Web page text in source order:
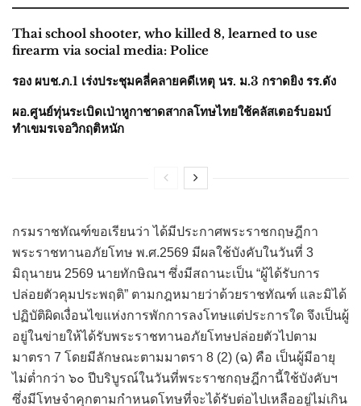
Thai school shooter, who killed 8, learned to use
firearm via social media: Police
รอง ผบช.ภ.1 เร่งประชุมคลี่คลายคดีเหตุ นร. ม.3 กราดยิง รร.ดัง
ผอ.ศูนย์ทุ่นระเบิดเป่าหูกาชาดสากลโทษไทยใช้คลัสเตอร์บอมบ์
ทำเขมรเจอวิกฤติหนัก
กรมราชทัณฑ์ขอเรียนว่า ได้มีประกาศพระราชกฤษฎีกา
พระราชทานอภัยโทษ พ.ศ.2569 มีผลใช้บังคับในวันที่ 3
มิถุนายน 2569 นายทักษิณฯ ซึ่งมีสถานะเป็น “ผู้ได้รับการ
ปล่อยตัวคุมประพฤติ” ตามกฎหมายว่าด้วยราชทัณฑ์ และมิได้
ปฏิบัติผิดเงื่อนไขแห่งการพักการลงโทษแต่ประการใด จึงเป็นผู้
อยู่ในข่ายให้ได้รับพระราชทานอภัยโทษปล่อยตัวไปตาม
มาตรา 7 โดยมีลักษณะตามมาตรา 8 (2) (ฉ) คือ เป็นผู้มีอายุ
ไม่ต่ำกว่า ๖๐ ปีบริบูรณ์ในวันที่พระราชกฤษฎีกานี้ใช้บังคับฯ
ซึ่งมีโทษจำคุกตามกำหนดโทษที่จะได้รับต่อไปเหลืออยู่ไม่เกิน